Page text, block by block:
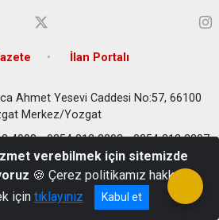
İlan Portalı
Ahmet Yesevi Caddesi No:57, 66100
Merkez/Yozgat
4908 - 0354 212 2203 - 0354 212 2207
3643 - 0354 212 4337
verebilmek için sitemizde
🍪 Çerez politikamız hakkında
için tıklayınız Kabul et